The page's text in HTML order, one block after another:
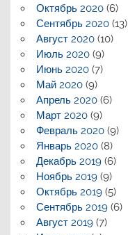
Октябрь 2020(6)
Сентябрь 2020(13)
Август 2020(10)
Июль 2020(9)
Июнь 2020(7)
Май 2020(9)
Апрель 2020(6)
Март 2020(9)
Февраль 2020(9)
Январь 2020(8)
Декабрь 2019(6)
Ноябрь 2019(9)
Октябрь 2019(5)
Сентябрь 2019(6)
Август 2019(7)